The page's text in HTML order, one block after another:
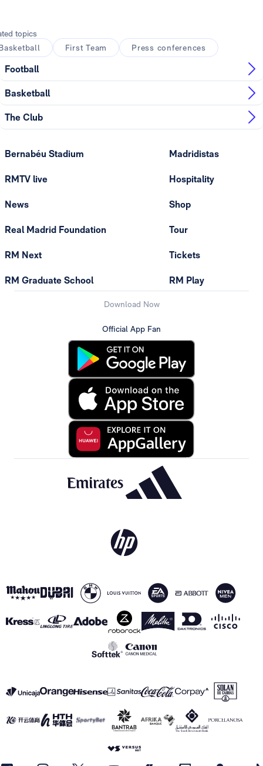
topics
First Team Press conferences
Football
Basketball
The Club
Bernabéu Stadium
RMTV live
News
Real Madrid Foundation
RM Next
RM Graduate School
Madridistas
Hospitality
Shop
Tour
Tickets
RM Play
Download Now
Official App Fan